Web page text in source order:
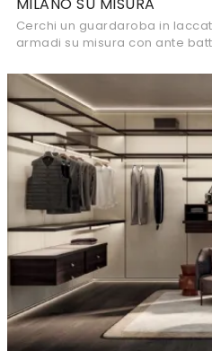
Cerchi un guardaroba in
armadi su misura con ante